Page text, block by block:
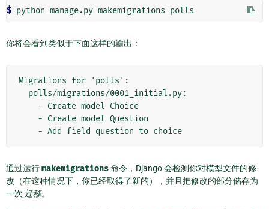
$
你将会看到类似于下面这样的输出：
Migrations for 'polls':
通过运行makemigrations命令，Django 会检测你对模型文件的修
改（在这种情况下，你已经取得了新的），并且把修改的部分储存为
一次 迁移。